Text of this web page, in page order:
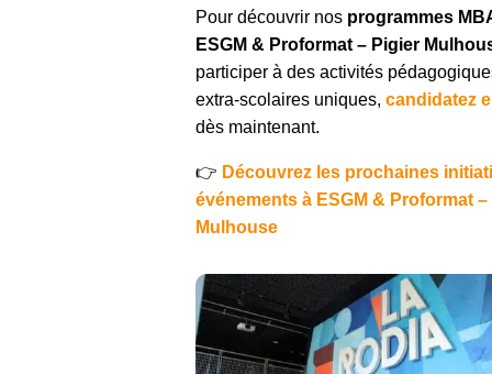
Pour découvrir nos programmes
ESGM & Proformat – Pigier
participer à des activités
extra-scolaires uniques, candidatez
dès maintenant.
👉 Découvrez les prochaines
événements à ESGM & Proformat
Mulhouse